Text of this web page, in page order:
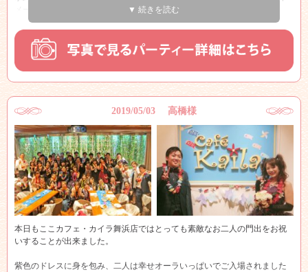
メインテーブルでは、新郎新婦様を中心に皆様写真撮影会を！！
皆さんで、アロハポーズ☆
今回のパーティーで、感動的だったのが
新郎様から新婦様にサプライズでお手紙を！！
新婦様はとても驚いておりました♪
『本当におめでとうございます』
おふたりの末永い幸せをカフェ・カイラ舞浜店
プルメリアウェディングスタッフ一同心よりお祈り申し上げます！！
▼ 続きを読む
2019/05/03 高橋様
本日もここカフェ・カイラ舞浜店ではとっても素敵なお二人の門出をお祝
いすることが出来ました。
紫色のドレスに身を包み、二人は幸せオーラいっぱいでご入場されました